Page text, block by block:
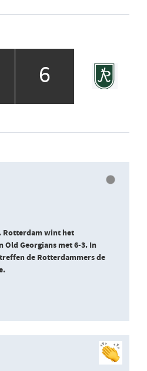
6
Rotterdam wint het
Georgians met 6-3. In
de Rotterdammers de